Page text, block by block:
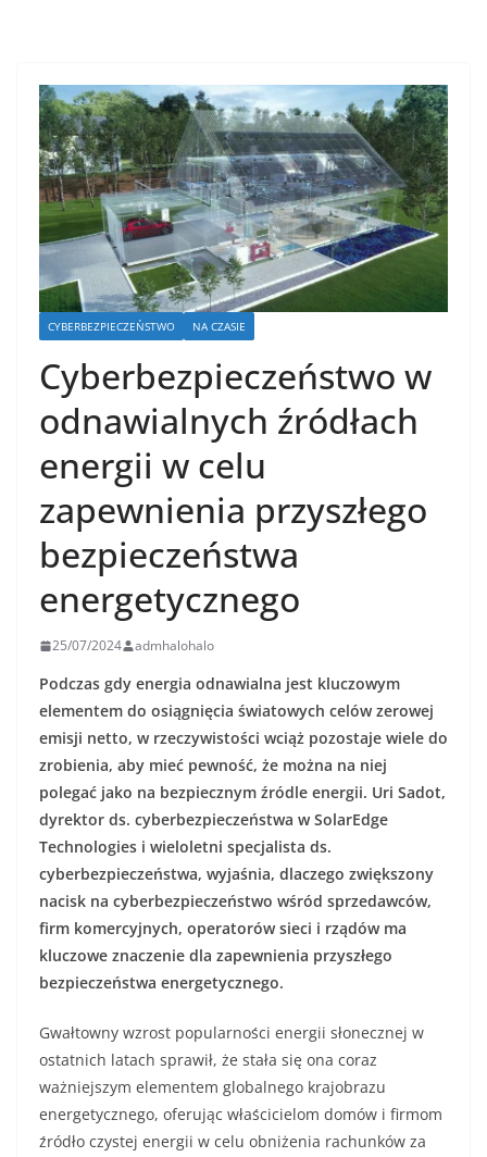
CYBERBEZPIECZEŃSTWO NA CZASIE
Cyberbezpieczeństwo w
odnawialnych źródłach
energii w celu
zapewnienia przyszłego
bezpieczeństwa
energetycznego
25/07/2024 admhalohalo
Podczas gdy energia odnawialna jest kluczowym
elementem do osiągnięcia światowych celów zerowej
emisji netto, w rzeczywistości wciąż pozostaje wiele do
zrobienia, aby mieć pewność, że można na niej
polegać jako na bezpiecznym źródle energii. Uri Sadot,
dyrektor ds. cyberbezpieczeństwa w SolarEdge
Technologies i wieloletni specjalista ds.
cyberbezpieczeństwa, wyjaśnia, dlaczego zwiększony
nacisk na cyberbezpieczeństwo wśród sprzedawców,
firm komercyjnych, operatorów sieci i rządów ma
kluczowe znaczenie dla zapewnienia przyszłego
bezpieczeństwa energetycznego.
Gwałtowny wzrost popularności energii słonecznej w
ostatnich latach sprawił, że stała się ona coraz
ważniejszym elementem globalnego krajobrazu
energetycznego, oferując właścicielom domów i firmom
źródło czystej energii w celu obniżenia rachunków za